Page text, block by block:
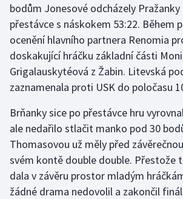
bodům Jonesové odcházely
přestávce s náskokem 53:22. Během
ocenění hlavního partnera Renomia
doskakující hráčku základní části
Grigalauskytéová z Žabin. Litevská
zaznamenala proti USK do poločasu
Brňanky sice po přestávce hru
ale nedařilo stlačit manko pod 30
Thomasovou už měly před
svém kontě double double. Přestože
dala v závěru prostor mladým
žádné drama nedovolil a zakončil